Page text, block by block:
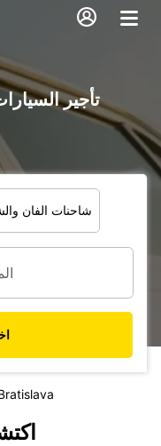
تأجير
شاحنات الفان